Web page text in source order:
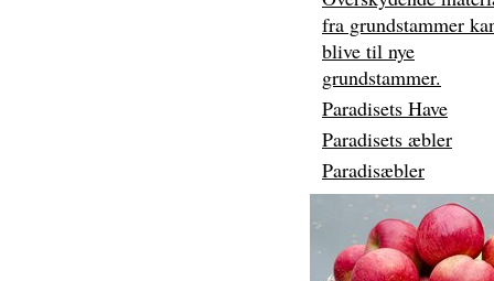
fra grundstammer
blive til nye
grundstammer.
Paradisets Have
Paradisets æbler
Paradisæbler